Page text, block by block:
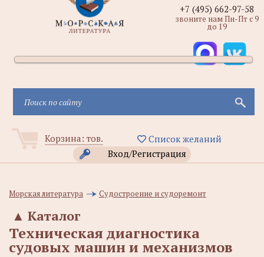
Корзина: тов.
Список желаний
Вход/Регистрация
+7 (495) 662-97-58
звоните нам Пн-Пт с 9
до 19
Морская литература Судостроение и судоремонт
Каталог
▲
Техническая диагностика
судовых машин и механизмов